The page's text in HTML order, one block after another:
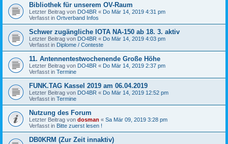
Bibliothek für unserem OV-Raum
Letzter Beitrag von DO4BR « Do Mär 14, 2019 4:31 pm
Verfasst in Ortverband Infos
Schwer zugängliche IOTA NA-150 ab 18. 3. aktiv
Letzter Beitrag von DO4BR « Do Mär 14, 2019 4:03 pm
Verfasst in Diplome / Conteste
11. Antennentestwochenende Große Höhe
Letzter Beitrag von DO4BR « Do Mär 14, 2019 2:37 pm
Verfasst in Termine
FUNK.TAG Kassel 2019 am 06.04.2019
Letzter Beitrag von DO4BR « Do Mär 14, 2019 12:52 pm
Verfasst in Termine
Nutzung des Forum
Letzter Beitrag von dosman « Sa Mär 09, 2019 3:28 pm
Verfasst in Bitte zuerst lesen !
DB0KRM (Zur Zeit innaktiv)